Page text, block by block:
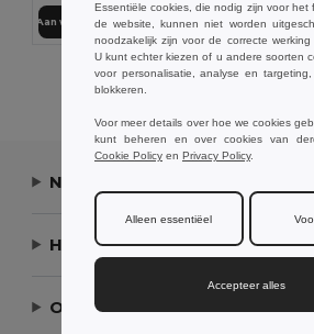
Aan winkelwagen toevoegen Aan
Alle Producten Tonen.
Neem contact op
Hulp nodig?
Ons bedrijf
Essentiële cookies, die nodig zijn voor het
de website, kunnen niet worden
noodzakelijk zijn voor de correcte werking
U kunt echter kiezen of u andere soorten
voor personalisatie, analyse en
blokkeren.
Voor meer details over hoe we cookies
kunt beheren en over cookies van
Cookie Policy en Privacy Policy.
Alleen essentiëel
Accepteer alles